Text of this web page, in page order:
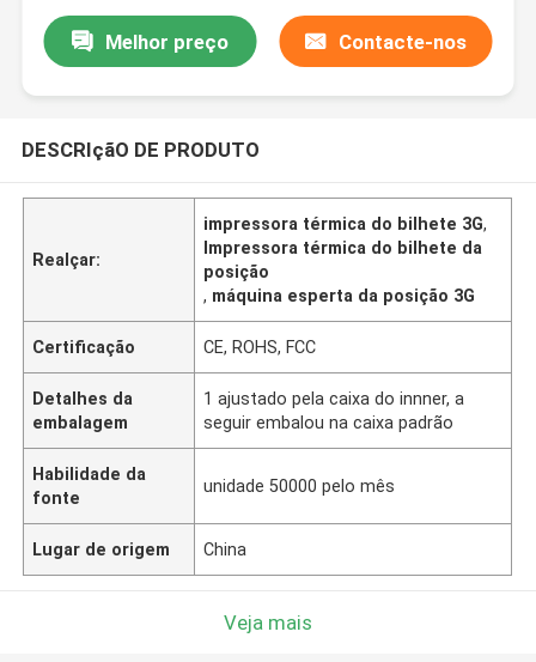
Melhor preço Contacte-nos
DESCRIçãO DE PRODUTO
Realçar:
impressora térmica do bilhete 3G,
Impressora térmica do bilhete da
posição
, máquina esperta da posição 3G
Certificação CE, ROHS, FCC
Detalhes da
embalagem
1 ajustado pela caixa do innner, a
seguir embalou na caixa padrão
Habilidade da
fonte
unidade 50000 pelo mês
Lugar de origem China
Veja mais